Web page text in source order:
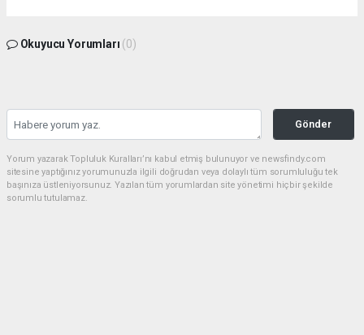
Okuyucu Yorumları (0)
Gönder
Yorum yazarak Topluluk Kuralları’nı kabul etmiş bulunuyor ve newsfindy.com
sitesine yaptığınız yorumunuzla ilgili doğrudan veya dolaylı tüm sorumluluğu tek
başınıza üstleniyorsunuz. Yazılan tüm yorumlardan site yönetimi hiçbir şekilde
sorumlu tutulamaz.